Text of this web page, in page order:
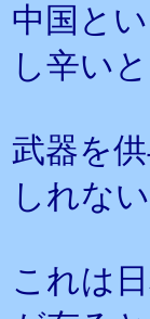
中国と
し辛い
武器を
しれない
これは